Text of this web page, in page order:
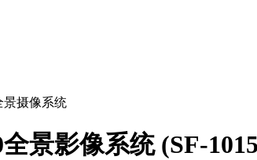
景摄像系统
景影像系统 (SF-